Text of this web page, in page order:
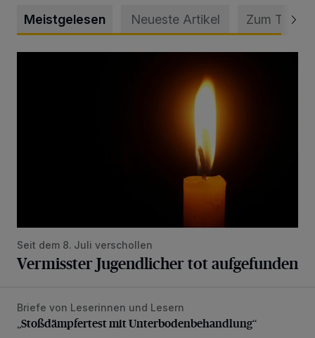
Meistgelesen Neueste Artikel Zum Thema
Seit dem 8. Juli verschollen
Vermisster Jugendlicher tot aufgefunden
„Stoßdämpfertest mit Unterbodenbehandlung“
Briefe von Leserinnen und Lesern
„Stoßdämpfertest mit Unterbodenbehandlung“